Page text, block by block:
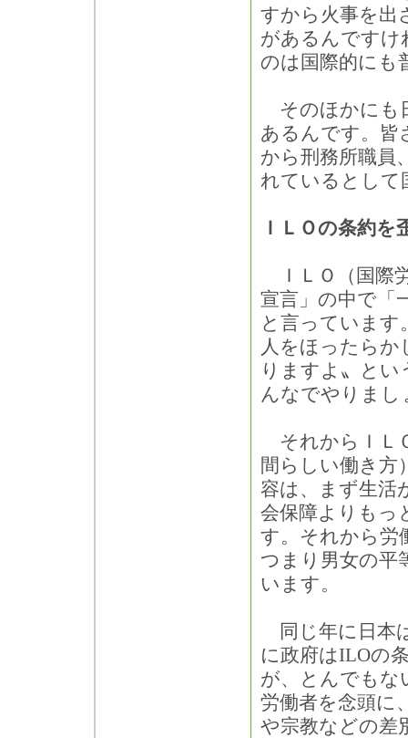
すから火事を出
があるんですけ
のは国際的にも
そのほかにも
あるんです。皆
から刑務所職員
れているとして
ＩＬＯの条約を
ＩＬＯ（国際
宣言」の中で「
と言っていま
人をほったら
りますよ〟とい
んなでやりま
それからＩＬ
間らしい働き方
容は、まず生活
会保障よりもっ
す。それから労
つまり男女の平
います。
同じ年に日本
に政府はILOの
が、とんでもな
労働者を念頭に
や宗教などの差